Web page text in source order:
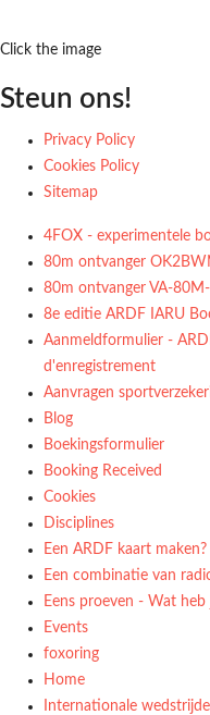
Click the image
Steun ons!
Privacy Policy
Cookies Policy
Sitemap
4FOX - experimentele
80m ontvanger
80m ontvanger VA-
8e editie ARDF IARU
Aanmeldformulier -
d'enregistrement
Aanvragen
Blog
Boekingsformulier
Booking Received
Cookies
Disciplines
Een ARDF kaart maken?
Een combinatie van
Eens proeven - Wat heb
Events
foxoring
Home
Internationale